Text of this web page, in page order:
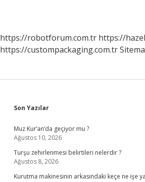
https://robotforum.com.tr https://
https://custompackaging.com.tr
Sidebar
Son Yazılar
Muz Kur’an’da geçiyor mu ?
Ağustos 10, 2026
Turşu zehirlenmesi belirtileri nelerdir ?
Ağustos 8, 2026
Kurutma makinesinin arkasındaki keçe ne işe